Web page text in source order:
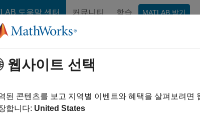
도움말 센터 커뮤니티 학습 MATLAB 받기
Access
웹사이트 선택
된 콘텐츠를 보고 지역별 이벤트와 혜택을 살펴보려
합니다: United States